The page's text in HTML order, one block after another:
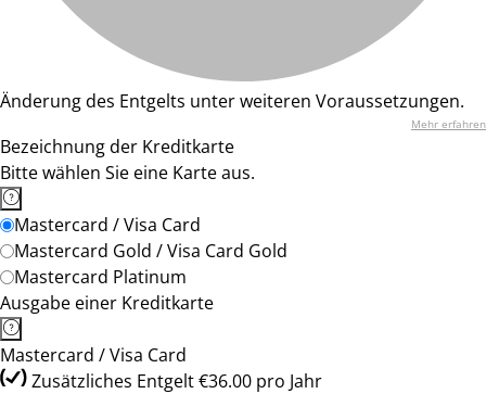
Änderung des Entgelts unter weiteren Voraussetzungen.
Mehr erfahren
Bezeichnung der Kreditkarte
Bitte wählen Sie eine Karte aus.
Mastercard / Visa Card
Mastercard Gold / Visa Card Gold
Mastercard Platinum
Ausgabe einer Kreditkarte
Mastercard / Visa Card
Zusätzliches Entgelt €36.00 pro Jahr